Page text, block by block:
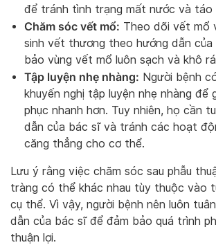
để tránh tình trạng mất nước và táo
Chăm sóc vết mổ: Theo dõi vết mổ
sinh vết thương theo hướng dẫn
bảo vùng vết mổ luôn sạch và khô
Tập luyện nhẹ nhàng: Người bệnh
khuyến nghị tập luyện nhẹ nhàng để
phục nhanh hơn. Tuy nhiên, họ cần
dẫn của bác sĩ và tránh các hoạt
căng thẳng cho cơ thể.
Lưu ý rằng việc chăm sóc sau phẫu
tràng có thể khác nhau tùy thuộc vào
cụ thể. Vì vậy, người bệnh nên luôn
dẫn của bác sĩ để đảm bảo quá trình
thuận lợi.